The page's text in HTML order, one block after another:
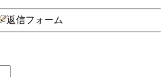
返信フォーム